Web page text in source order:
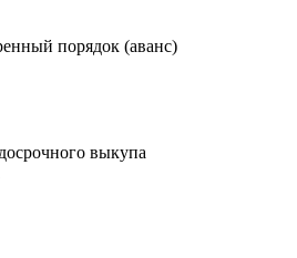
порядок (аванс)
выкупа